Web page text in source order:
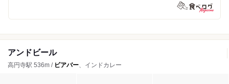
アンドビール
高円寺駅 536m / ビアバー、インドカレー